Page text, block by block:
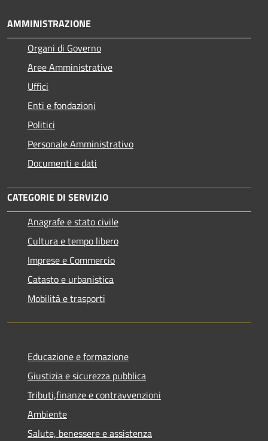
AMMINISTRAZIONE
Organi di Governo
Aree Amministrative
Uffici
Enti e fondazioni
Politici
Personale Amministrativo
Documenti e dati
CATEGORIE DI SERVIZIO
Anagrafe e stato civile
Cultura e tempo libero
Imprese e Commercio
Catasto e urbanistica
Mobilità e trasporti
Educazione e formazione
Giustizia e sicurezza pubblica
Tributi,finanze e contravvenzioni
Ambiente
Salute, benessere e assistenza